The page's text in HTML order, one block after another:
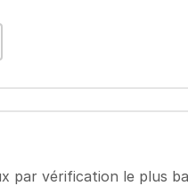
par vérification le plus